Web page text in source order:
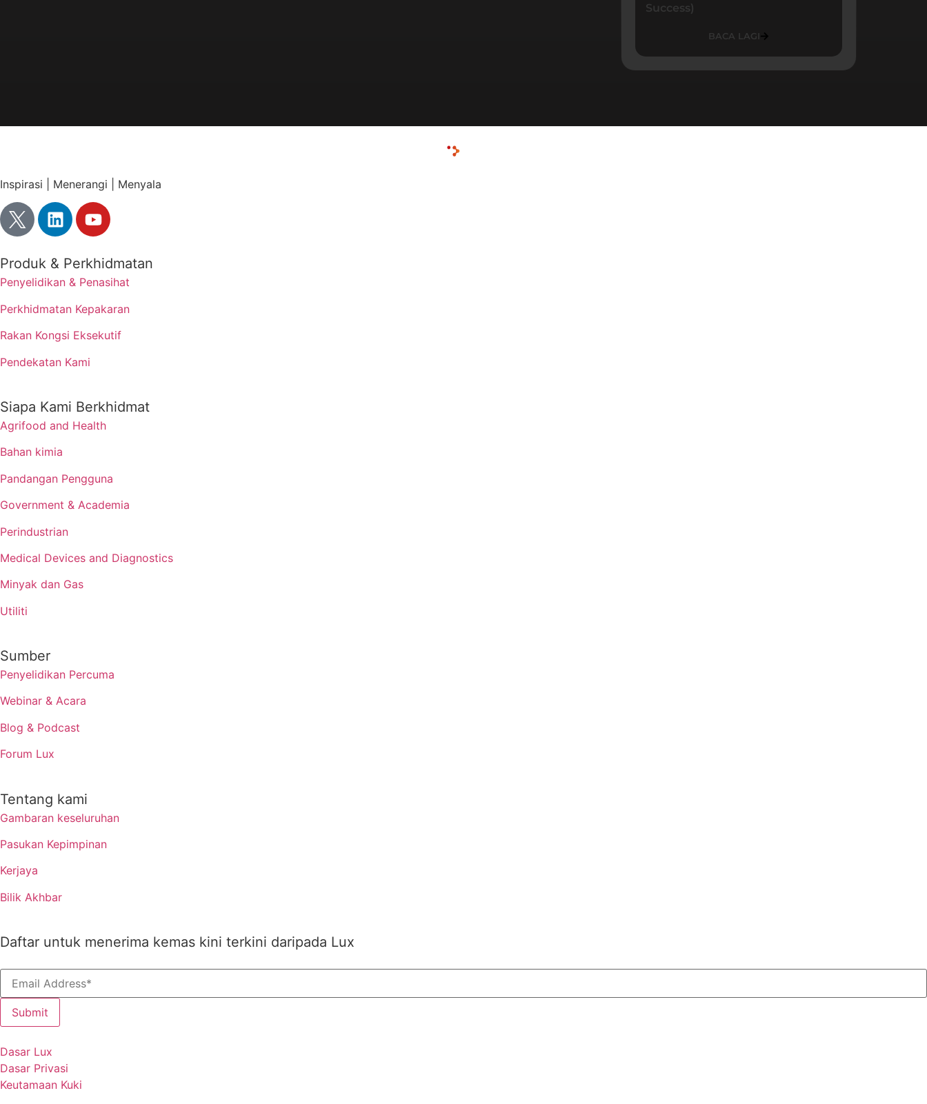
Success)
BACA LAGI
Inspirasi | Menerangi | Menyala
Produk & Perkhidmatan
Penyelidikan & Penasihat
Perkhidmatan Kepakaran
Rakan Kongsi Eksekutif
Pendekatan Kami
Siapa Kami Berkhidmat
Agrifood and Health
Bahan kimia
Pandangan Pengguna
Government & Academia
Perindustrian
Medical Devices and Diagnostics
Minyak dan Gas
Utiliti
Sumber
Penyelidikan Percuma
Webinar & Acara
Blog & Podcast
Forum Lux
Tentang kami
Gambaran keseluruhan
Pasukan Kepimpinan
Kerjaya
Bilik Akhbar
Daftar untuk menerima kemas kini terkini daripada Lux
Dasar Lux
Dasar Privasi
Keutamaan Kuki